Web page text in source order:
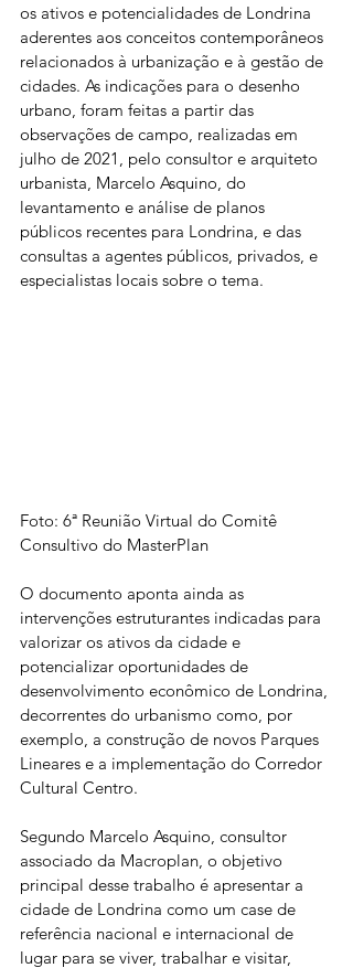
os ativos e potencialidades de Londrina
aderentes aos conceitos contemporâneos
relacionados à urbanização e à gestão de
cidades. As indicações para o desenho
urbano, foram feitas a partir das
observações de campo, realizadas em
julho de 2021, pelo consultor e arquiteto
urbanista, Marcelo Asquino, do
levantamento e análise de planos
públicos recentes para Londrina, e das
consultas a agentes públicos, privados, e
especialistas locais sobre o tema.
Foto: 6ª Reunião Virtual do Comitê
Consultivo do MasterPlan
O documento aponta ainda as
intervenções estruturantes indicadas para
valorizar os ativos da cidade e
potencializar oportunidades de
desenvolvimento econômico de Londrina,
decorrentes do urbanismo como, por
exemplo, a construção de novos Parques
Lineares e a implementação do Corredor
Cultural Centro.
Segundo Marcelo Asquino, consultor
associado da Macroplan, o objetivo
principal desse trabalho é apresentar a
cidade de Londrina como um case de
referência nacional e internacional de
lugar para se viver, trabalhar e visitar,